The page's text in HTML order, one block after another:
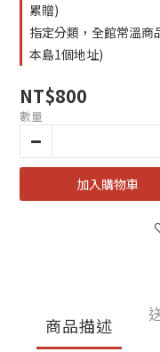
累贈)
指定分類，全館常溫商
本島1個地址)
NT$800
數量
加入購物車
商品描述